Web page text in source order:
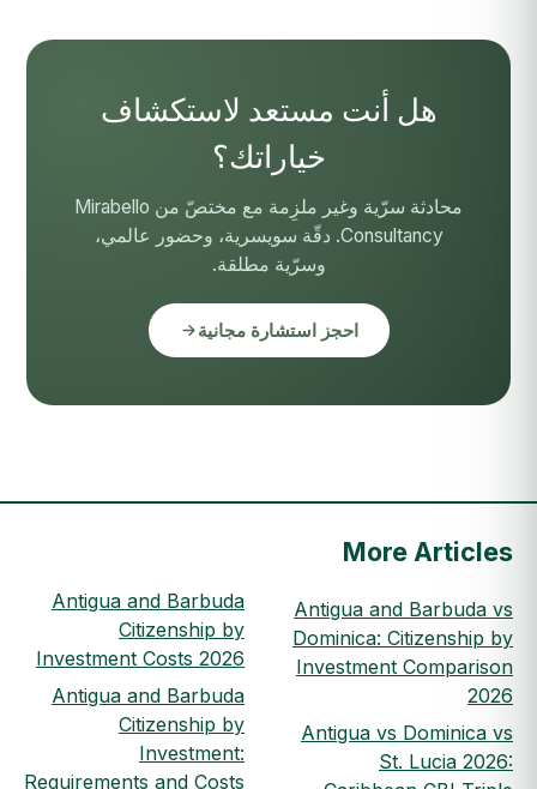
هل أنت مستعد لاستكشاف
خياراتك؟
محادثة سرّية وغير ملزِمة مع مختصّ من Mirabello
Consultancy. دقّة سويسرية، وحضور عالمي،
وسرّية مطلقة.
احجز استشارة مجانية
More Articles
Antigua and Barbuda vs
Dominica: Citizenship by
Investment Comparison
2026
Antigua vs Dominica vs
St. Lucia 2026:
Antigua and Barbuda
Citizenship by
Investment Costs 2026
Antigua and Barbuda
Citizenship by
Investment:
Requirements and Costs